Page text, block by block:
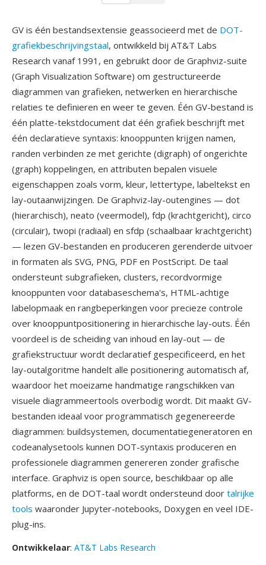
GV is één bestandsextensie geassocieerd met de DOT-
grafiekbeschrijvingstaal, ontwikkeld bij AT&T Labs
Research vanaf 1991, en gebruikt door de Graphviz-suite
(Graph Visualization Software) om gestructureerde
diagrammen van grafieken, netwerken en hierarchische
relaties te definieren en weer te geven. Één GV-bestand is
één platte-tekstdocument dat één grafiek beschrijft met
één declaratieve syntaxis: knooppunten krijgen namen,
randen verbinden ze met gerichte (digraph) of ongerichte
(graph) koppelingen, en attributen bepalen visuele
eigenschappen zoals vorm, kleur, lettertype, labeltekst en
lay-outaanwijzingen. De Graphviz-lay-outengines — dot
(hierarchisch), neato (veermodel), fdp (krachtgericht), circo
(circulair), twopi (radiaal) en sfdp (schaalbaar krachtgericht)
— lezen GV-bestanden en produceren gerenderde uitvoer
in formaten als SVG, PNG, PDF en PostScript. De taal
ondersteunt subgrafieken, clusters, recordvormige
knooppunten voor databaseschema's, HTML-achtige
labelopmaak en rangbeperkingen voor precieze controle
over knooppuntpositionering in hierarchische lay-outs. Één
voordeel is de scheiding van inhoud en lay-out — de
grafiekstructuur wordt declaratief gespecificeerd, en het
lay-outalgoritme handelt alle positionering automatisch af,
waardoor het moeizame handmatige rangschikken van
visuele diagrammeertools overbodig wordt. Dit maakt GV-
bestanden ideaal voor programmatisch gegenereerde
diagrammen: buildsystemen, documentatiegeneratoren en
codeanalysetools kunnen DOT-syntaxis produceren en
professionele diagrammen genereren zonder grafische
interface. Graphviz is open source, beschikbaar op alle
platforms, en de DOT-taal wordt ondersteund door talrijke
tools waaronder Jupyter-notebooks, Doxygen en veel IDE-
plug-ins.
Ontwikkelaar: AT&T Labs Research